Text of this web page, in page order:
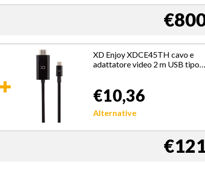
XD Enjoy XDCE45TH cavo e
adattatore video 2 m USB tipo-
€10,36
Alternative